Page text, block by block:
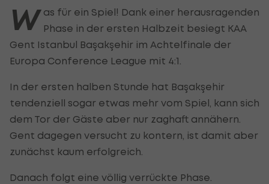
W as für ein Spiel! Dank einer herausragenden
Phase in der ersten Halbzeit besiegt KAA
Gent Istanbul Başakşehir im Achtelfinale der
Europa Conference League mit 4:1.
In der ersten halben Stunde hat Başakşehir
tendenziell sogar etwas mehr vom Spiel, kann sich
dem Tor der Gäste aber nur zaghaft annähern.
Gent dagegen versucht zu kontern, ist damit aber
zunächst kaum erfolgreich.
Danach folgt eine völlig verrückte Phase.